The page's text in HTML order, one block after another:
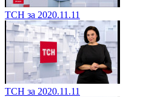
ТСН за 2020.11.11
ТСН за 2020.11.11